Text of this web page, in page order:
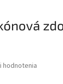
hodnotenia